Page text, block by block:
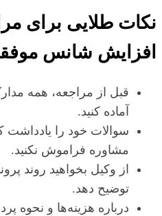
نکات طلایی برای
افزایش شانس
قبل از مراجعه، همه
آماده کنید.
سوالات خود را یادداشت
مشاوره فراموش نکنید.
از وکیل بخواهید روند
توضیح دهد.
درباره هزینه‌ها و